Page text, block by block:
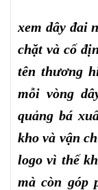
xem dây đai
chặt và cố
tên thương
mỗi vòng
quảng bá
kho và vận
logo vì thế
mà còn góp